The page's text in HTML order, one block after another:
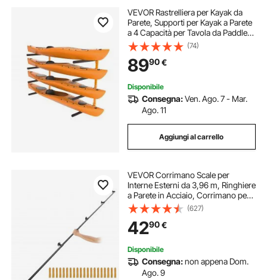
VEVOR Rastrelliera per Kayak da
Parete, Supporti per Kayak a Parete
a 4 Capacità per Tavola da Paddle
per Canoa Kayak, Ganci per
Stoccaggio Kayak con Bracci
Imbottiti Regolabili
(74)
8990€
Disponibile
Consegna:Ven. Ago. 7 - Mar.
Ago. 11
Aggiungi al carrello
VEVOR Corrimano Scale per
Interne Esterni da 3,96 m, Ringhiere
a Parete in Acciaio, Corrimano per
Scale in Tubi 4 Pezzi, Ringhiera
Passamano Montaggio a Parete
Capacità 200 kg Corrimano
Maniglia
(627)
4290€
Disponibile
Consegna:non appena Dom.
Ago. 9